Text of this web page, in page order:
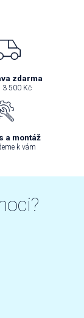
zdarma
3 500 Kč
a montáž
k vám